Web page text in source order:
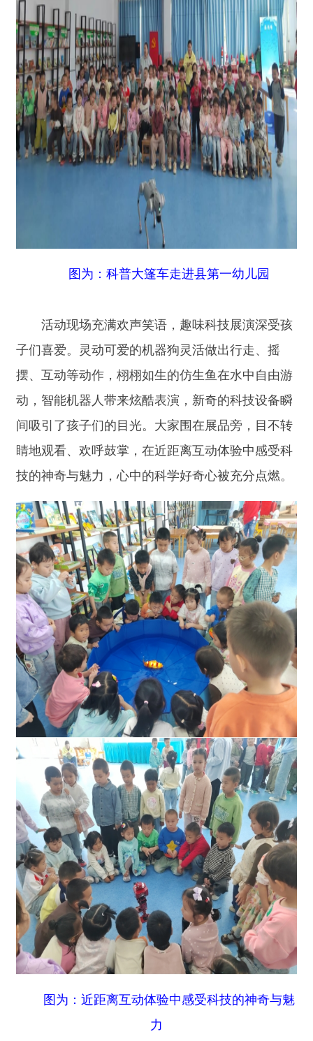
图为：科普大篷车走进县第一幼儿园
活动现场充满欢声笑语，趣味科技展演深受孩
子们喜爱。灵动可爱的机器狗灵活做出行走、摇
摆、互动等动作，栩栩如生的仿生鱼在水中自由游
间吸引了孩子们的目光。大家围在展品旁，目不转
技的神奇与魅力，心中的科学好奇心被充分点燃。
图为：近距离互动体验中感受科技的神奇与魅
力
科普过程中，县科协工作人员结合幼儿认知特
点，用生动童趣、浅显易懂的语言，为孩子们讲解
简单的科学小知识，引导孩子们观察科技现象、感
受科学乐趣。同时，为每位小朋友精心发放《科普
新疆》漫画读本，用图文并茂、活泼有趣的形式，
将新疆特色科普知识、生活科学常识融入阅读之